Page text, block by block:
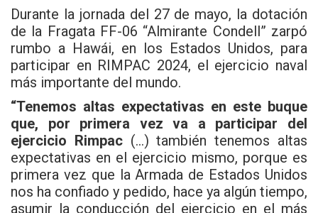
Durante la jornada del 27 de mayo, la dotación
de la Fragata FF-06 “Almirante Condell” zarpó
rumbo a Hawái, en los Estados Unidos, para
participar en RIMPAC 2024, el ejercicio naval
más importante del mundo.
“Tenemos altas expectativas en este buque
que, por primera vez va a participar del
ejercicio Rimpac(…) también tenemos altas
expectativas en el ejercicio mismo, porque es
primera vez que la Armada de Estados Unidos
nos ha confiado y pedido, hace ya algún tiempo,
asumir la conducción del ejercicio en el más